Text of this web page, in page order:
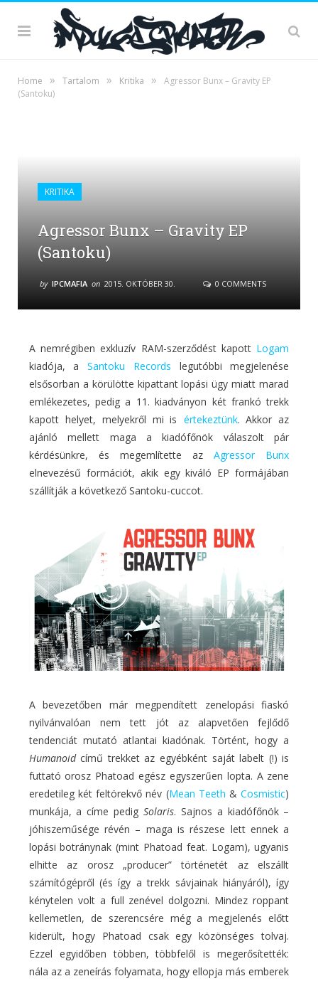
Home » Tartalom » Kritika »
Agressor Bunx – Gravity EP
(Santoku)
KRITIKA
Agressor Bunx – Gravity EP
(Santoku)
by IPCMAFIA on 2015. OKTÓBER 30. 0 COMMENTS
A nemrégiben exkluzív RAM-szerződést kapott Logam
kiadója, aSantoku Records legutóbbi megjelenése
elsősorban a körülötte kipattant lopási ügy miatt marad
emlékezetes, pedig a 11. kiadványon két frankó trekk
kapott helyet, melyekről mi is értekeztünk. Akkor az
ajánló mellett maga a kiadófőnök válaszolt pár
kérdésünkre, és megemlítette azAgressor Bunx
elnevezésű formációt, akik egy kiváló EP formájában
szállítják a következő Santoku-cuccot.
A bevezetőben már megpendített zenelopási fiaskó
nyilvánvalóan nem tett jót az alapvetően fejlődő
tendenciát mutató atlantai kiadónak. Történt, hogy a
Humanoidcímű trekket az egyébként saját labelt (!) is
futtató orosz Phatoad egész egyszerűen lopta. A zene
eredetileg két feltörekvő név (Mean Teeth &Cosmistic)
munkája, a címe pedig Solaris. Sajnos a kiadófőnök –
jóhiszeműsége révén – maga is részese lett ennek a
lopási botránynak (mint Phatoad feat. Logam), ugyanis
elhitte az orosz „producer” történetét az elszállt
számítógépről (és így a trekk sávjainak hiányáról), így
kénytelen volt a full zenével dolgozni. Mindez roppant
kellemetlen, de szerencsére még a megjelenés előtt
kiderült, hogy Phatoad csak egy közönséges tolvaj.
Ezzel egyidőben többen, többfelől is megerősítették:
nála az a zeneírás folyamata, hogy ellopja más emberek